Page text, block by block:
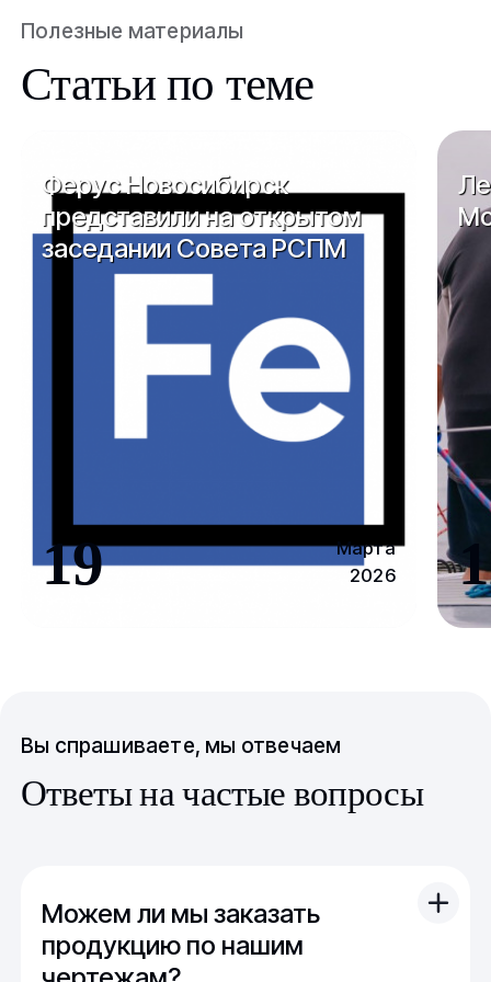
Полезные материалы
Статьи по теме
Ферус Новосибирск
представили на открытом
заседании Совета РСПМ
19
Марта
2026
Вы спрашиваете, мы отвечаем
Ответы на частые вопросы
Можем ли мы заказать
продукцию по нашим